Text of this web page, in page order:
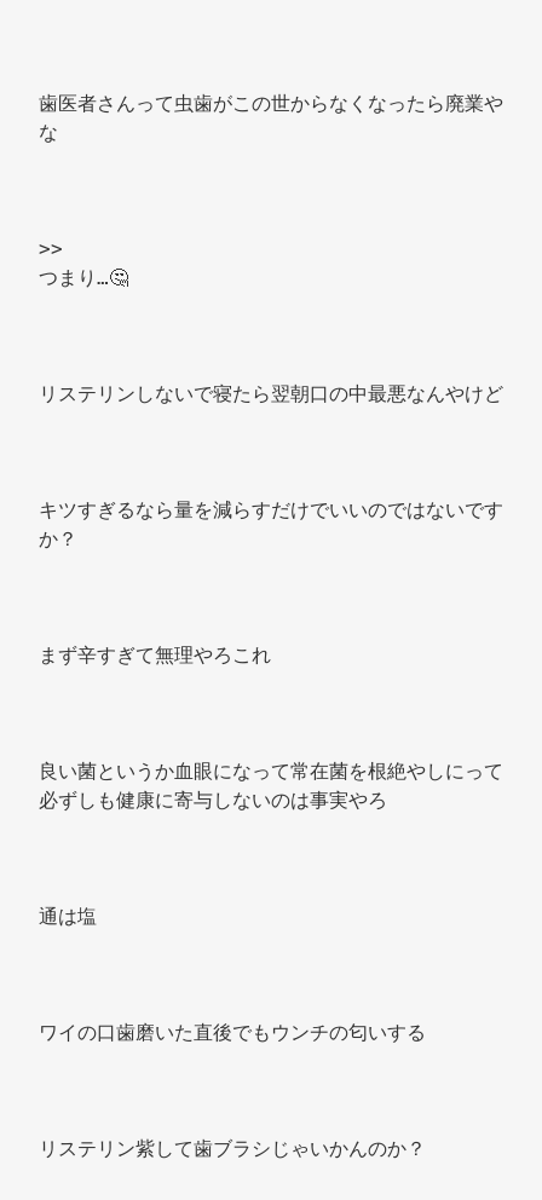
歯医者さんって虫歯がこの世からなくなったら廃業や
な
>>
つまり…🤔
キツすぎるなら量を減らすだけでいいのではないです
か？
まず辛すぎて無理やろこれ
良い菌というか血眼になって常在菌を根絶やしにって
必ずしも健康に寄与しないのは事実やろ
通は塩
ワイの口歯磨いた直後でもウンチの匂いする
リステリン紫して歯ブラシじゃいかんのか？